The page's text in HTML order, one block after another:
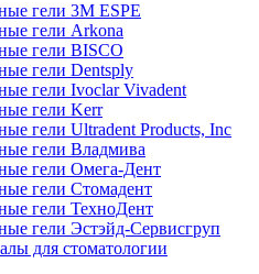
гели 3М ESPE
гели Arkona
гели BISCO
гели Dentsply
гели Ivoclar Vivadent
гели Kerr
гели Ultradent Products, Inc
гели Владмива
гели Омега-Дент
гели Стомадент
гели ТехноДент
гели Эстэйд-Сервисгруп
для стоматологии